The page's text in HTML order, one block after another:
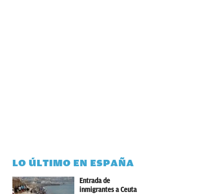
LO ÚLTIMO EN ESPAÑA
Entrada de
inmigrantes a Ceuta